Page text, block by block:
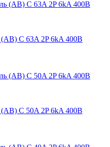
(АВ) C 63A 2P 6kA 400В
(АВ) C 50A 2P 6kA 400В